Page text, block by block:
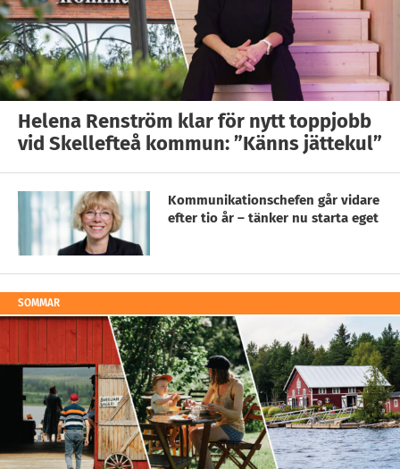
Helena Renström klar för nytt toppjobb
vid Skellefteå kommun: ”Känns jättekul”
Kommunikationschefen går vidare
efter tio år – tänker nu starta eget
SOMMAR